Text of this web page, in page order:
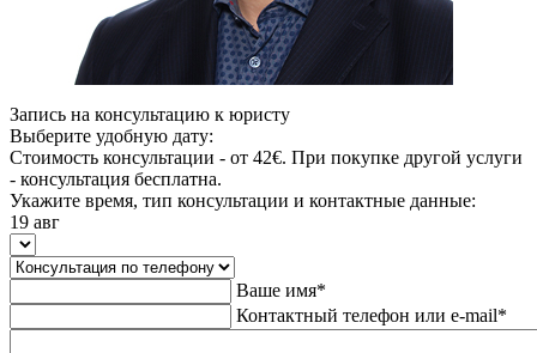
Запись на консультацию к юристу
Выберите удобную дату:
Стоимость консультации - от 42€. При покупке другой услуги
- консультация бесплатна.
Укажите время, тип консультации и контактные данные:
19 авг
Ваше имя*
Контактный телефон или e-mail*